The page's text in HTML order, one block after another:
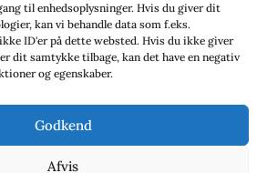
til enhedsoplysninger. Hvis du giver dit
kan vi behandle data som f.eks.
ID'er på dette websted. Hvis du ikke giver
dit samtykke tilbage, kan det have en negativ
og egenskaber.
Godkend
Afvis
(Ö.)
(ÖC)
Übersetzer (VdÜ)